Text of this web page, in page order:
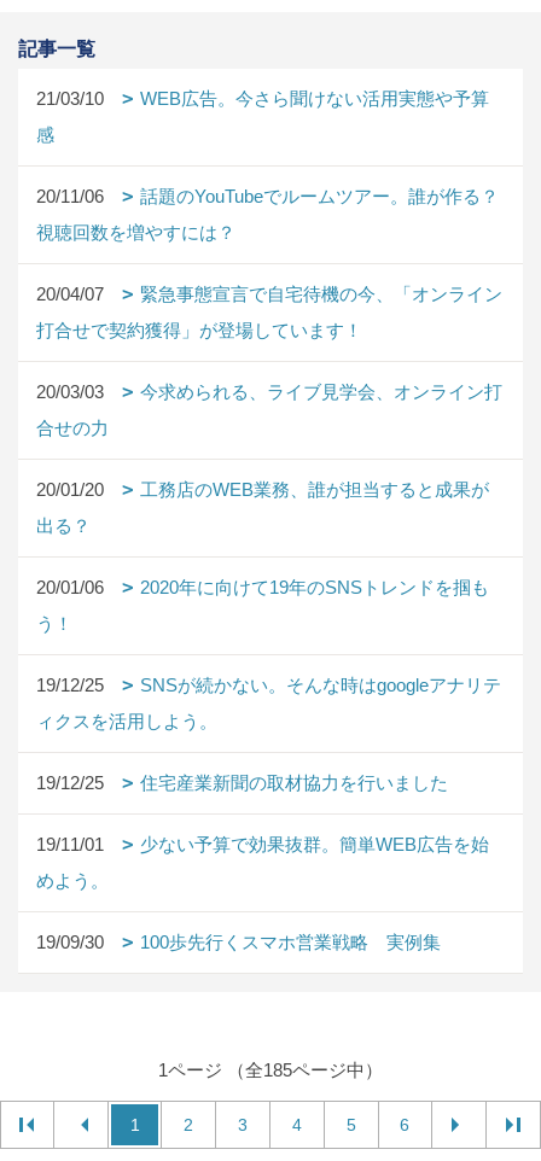
記事一覧
21/03/10
WEB広告。今さら聞けない活用実態や予算
感
20/11/06
話題のYouTubeでルームツアー。誰が作る？
視聴回数を増やすには？
20/04/07
緊急事態宣言で自宅待機の今、「オンライン
打合せで契約獲得」が登場しています！
20/03/03
今求められる、ライブ見学会、オンライン打
合せの力
20/01/20
工務店のWEB業務、誰が担当すると成果が
出る？
20/01/06
2020年に向けて19年のSNSトレンドを掴も
う！
19/12/25
SNSが続かない。そんな時はgoogleアナリテ
ィクスを活用しよう。
19/12/25 住宅産業新聞の取材協力を行いました
19/11/01
少ない予算で効果抜群。簡単WEB広告を始
めよう。
19/09/30 100歩先行くスマホ営業戦略 実例集
1ページ （全185ページ中）
1 2 3 4 5 6